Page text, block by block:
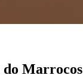
do Marrocos